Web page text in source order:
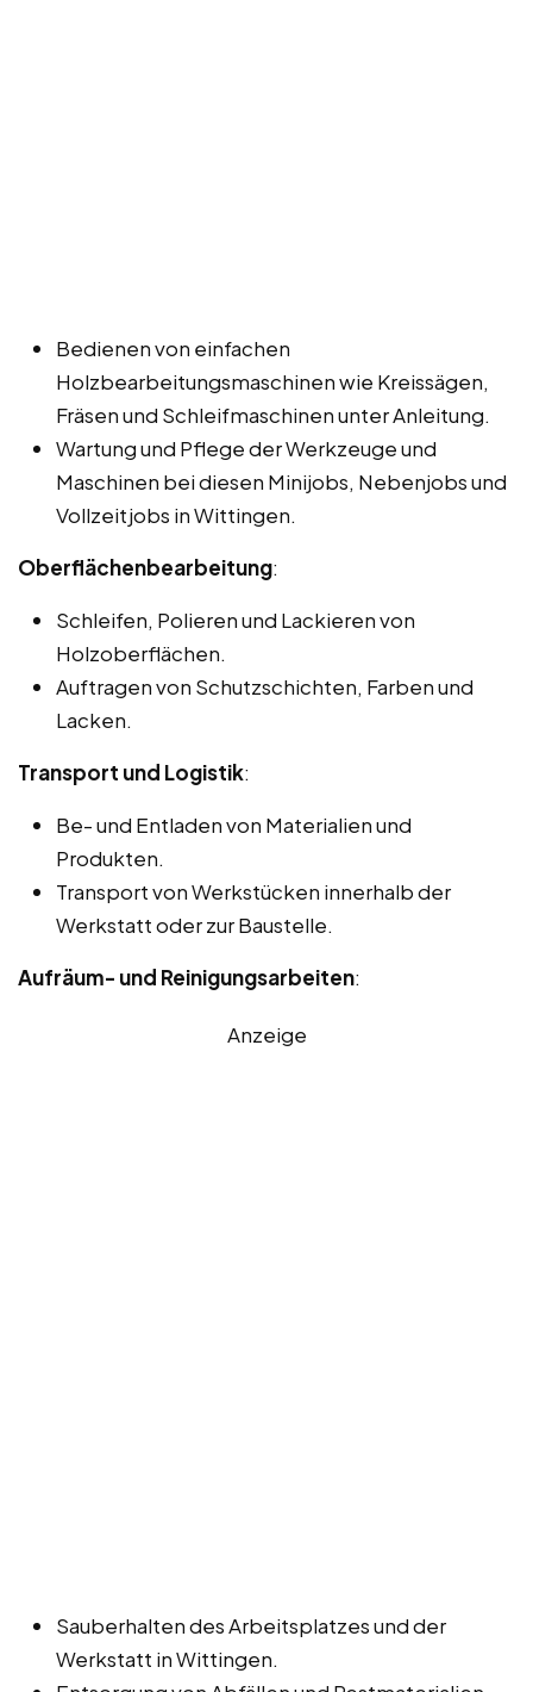
Bedienen von einfachen
Holzbearbeitungsmaschinen wie Kreissägen,
Fräsen und Schleifmaschinen unter Anleitung.
Wartung und Pflege der Werkzeuge und
Maschinen bei diesen Minijobs, Nebenjobs und
Vollzeitjobs in Wittingen.
Oberflächenbearbeitung:
Schleifen, Polieren und Lackieren von
Holzoberflächen.
Auftragen von Schutzschichten, Farben und
Lacken.
Transport und Logistik:
Be- und Entladen von Materialien und
Produkten.
Transport von Werkstücken innerhalb der
Werkstatt oder zur Baustelle.
Aufräum- und Reinigungsarbeiten:
Anzeige
Sauberhalten des Arbeitsplatzes und der
Werkstatt in Wittingen.